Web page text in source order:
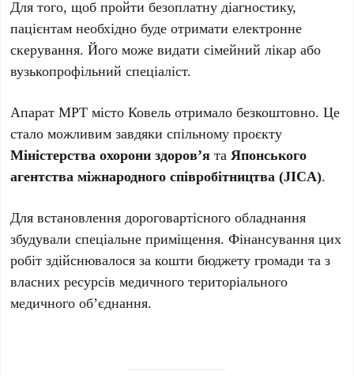
Для того, щоб пройти безоплатну діагностику,
пацієнтам необхідно буде отримати електронне
скерування. Його може видати сімейний лікар або
вузькопрофільний спеціаліст.
Апарат МРТ місто Ковель отримало безкоштовно. Це
стало можливим завдяки спільному проєкту
Міністерства охорони здоров’я таЯпонського
агентства міжнародного співробітництва (JICA).
Для встановлення дороговартісного обладнання
збудували спеціальне приміщення. Фінансування цих
робіт здійснювалося за кошти бюджету громади та з
власних ресурсів медичного територіального
медичного об’єднання.